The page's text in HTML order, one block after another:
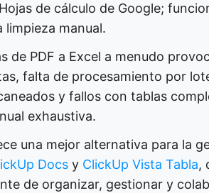
de cálculo de Google;
limpieza manual.
de PDF a Excel a menudo
falta de procesamiento por
y fallos con tablas
exhaustiva.
una mejor alternativa para la
Docs y ClickUp Vista Tabla,
de organizar, gestionar y